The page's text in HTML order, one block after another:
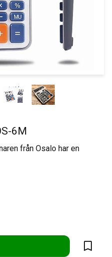
6M
från Osalo har en
Lägg